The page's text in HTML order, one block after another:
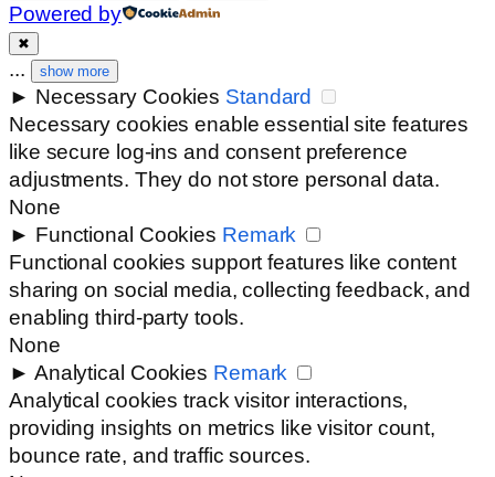
Powered by
✖
... show more
► Necessary Cookies Standard
Necessary cookies enable essential site features
like secure log-ins and consent preference
adjustments. They do not store personal data.
None
► Functional Cookies Remark
Functional cookies support features like content
sharing on social media, collecting feedback, and
enabling third-party tools.
None
► Analytical Cookies Remark
Analytical cookies track visitor interactions,
providing insights on metrics like visitor count,
bounce rate, and traffic sources.